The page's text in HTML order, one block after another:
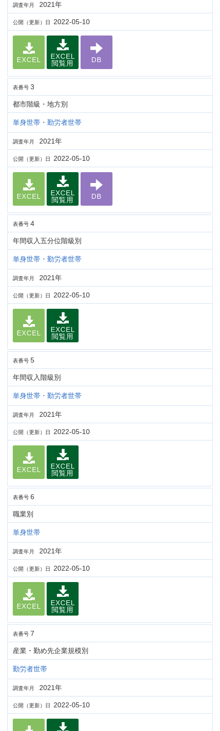
調査年月 2021年
公開（更新）日 2022-05-10
EXCEL
EXCEL
閲覧用
DB
表番号 3
都市階級・地方別
単身世帯・勤労者世帯
調査年月 2021年
公開（更新）日 2022-05-10
EXCEL
EXCEL
閲覧用
DB
表番号 4
年間収入五分位階級別
単身世帯・勤労者世帯
調査年月 2021年
公開（更新）日 2022-05-10
EXCEL
EXCEL
閲覧用
表番号 5
年間収入階級別
単身世帯・勤労者世帯
調査年月 2021年
公開（更新）日 2022-05-10
EXCEL
EXCEL
閲覧用
表番号 6
職業別
単身世帯
調査年月 2021年
公開（更新）日 2022-05-10
EXCEL
EXCEL
閲覧用
表番号 7
産業・勤め先企業規模別
勤労者世帯
調査年月 2021年
公開（更新）日 2022-05-10